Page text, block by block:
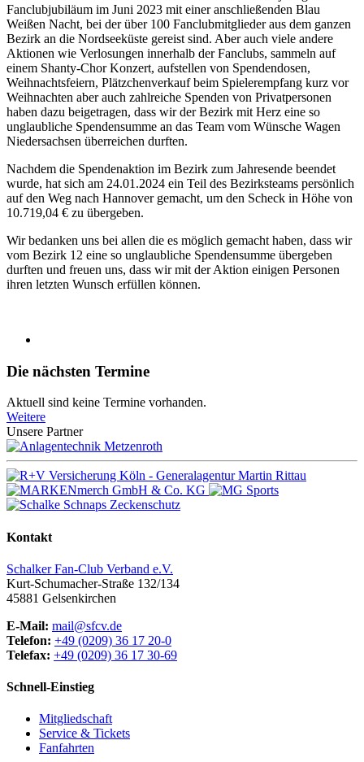
Fanclubjubiläum im Juni 2023 mit einer anschließenden Blau
Weißen Nacht, bei der über 100 Fanclubmitglieder aus dem ganzen
Bezirk an die Nordseeküste gereist sind. Aber auch viele andere
Aktionen wie Verlosungen innerhalb der Fanclubs, sammeln auf
einem Shanty-Chor Konzert, aufstellen von Spendendosen,
Weihnachtsfeiern, Plätzchenverkauf beim Spielerempfang kurz vor
Weihnachten aber auch zahlreiche Spenden von Privatpersonen
haben dazu beigetragen, dass wir der Bezirk mit Herz eine so
unglaubliche Spendensumme an das Team vom Wünsche Wagen
Niedersachsen überreichen durften.
Nachdem die Spendenaktion im Bezirk zum Jahresende beendet
wurde, hat sich am 24.01.2024 ein Teil des Bezirksteams persönlich
auf den Weg nach Hannover gemacht, um den Scheck in Höhe von
10.719,04 € zu übergeben.
Wir bedanken uns bei allen die es möglich gemacht haben, dass wir
vom Bezirk 12 eine so unglaubliche Spendensumme übergeben
durften und freuen uns, dass wir mit der Aktion einigen Personen
ihren letzten Wunsch erfüllen können.
Die nächsten Termine
Aktuell sind keine Termine vorhanden.
Weitere
Unsere Partner
Kontakt
Schalker Fan-Club Verband e.V.
Kurt-Schumacher-Straße 132/134
45881 Gelsenkirchen
E-Mail: mail@sfcv.de
Telefon: +49 (0209) 36 17 20-0
Telefax: +49 (0209) 36 17 30-69
Schnell-Einstieg
Mitgliedschaft
Service & Tickets
Fanfahrten